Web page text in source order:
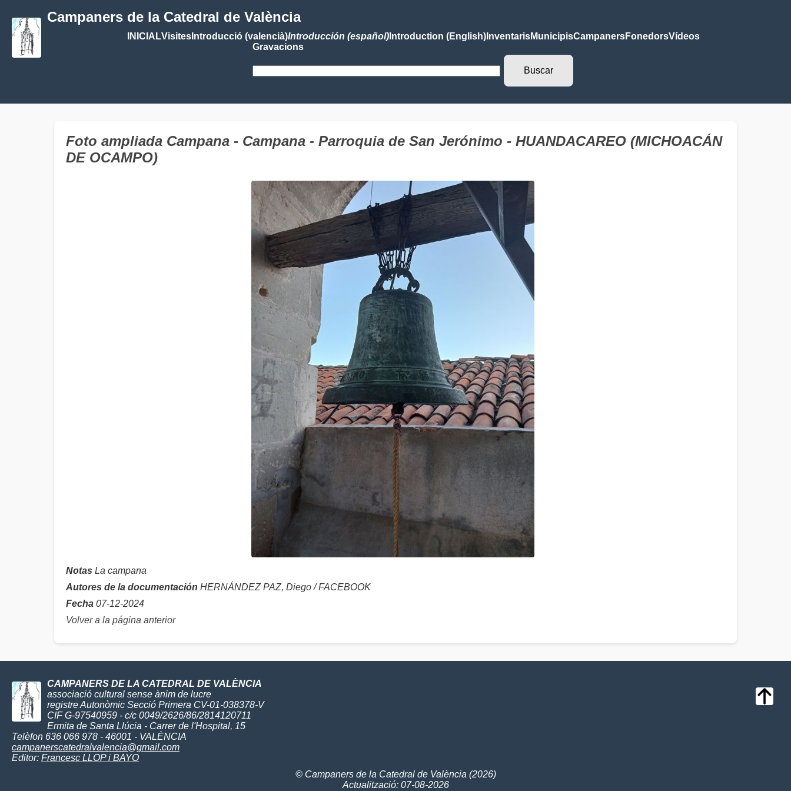
Campaners de la Catedral de València
INICIALVisitesIntroducció (valencià)Introducción (español)Introduction (English)InventarisMunicipisCampanersFonedorsVídeos
Gravacions
Foto ampliada Campana - Campana - Parroquia de San Jerónimo - HUANDACAREO (MICHOACÁN
DE OCAMPO)
Notas La campana
Autores de la documentación HERNÁNDEZ PAZ, Diego / FACEBOOK
Fecha 07-12-2024
Volver a la página anterior
CAMPANERS DE LA CATEDRAL DE VALÈNCIA
associació cultural sense ànim de lucre
registre Autonòmic Secció Primera CV-01-038378-V
CIF G-97540959 - c/c 0049/2626/86/2814120711
Ermita de Santa Llúcia - Carrer de l'Hospital, 15
Telèfon 636 066 978 - 46001 - VALÈNCIA
campanerscatedralvalencia@gmail.com
Editor: Francesc LLOP i BAYO
© Campaners de la Catedral de València (2026)
Actualització: 07-08-2026